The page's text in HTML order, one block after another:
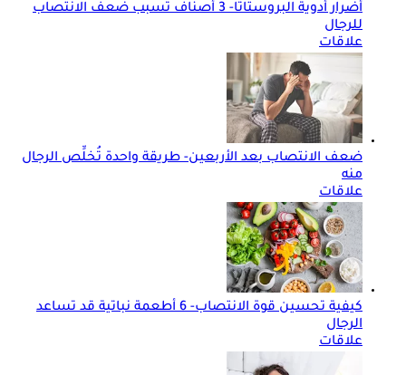
أضرار أدوية البروستاتا- 3 أصناف تسبب ضعف الانتصاب
للرجال
علاقات
ضعف الانتصاب بعد الأربعين- طريقة واحدة تُخلِّص الرجال
منه
علاقات
كيفية تحسين قوة الانتصاب- 6 أطعمة نباتية قد تساعد
الرجال
علاقات